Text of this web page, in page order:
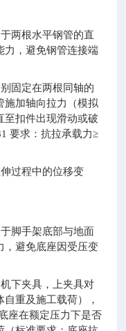
两根水平钢管的直
力，避免钢管连接端
固定在两根同轴的
施加轴向拉力（模拟
至扣件出现滑动或破
要求：抗拉承载力≥
过程中的位移变
脚手架底部与地面
，避免底座因受压变
下夹具，上夹具对
重及施工载荷），
座在额定压力下是否